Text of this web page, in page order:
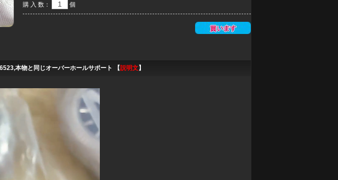
購 入 数： 個
本物と同じオーバーホールサポート 【説明文】